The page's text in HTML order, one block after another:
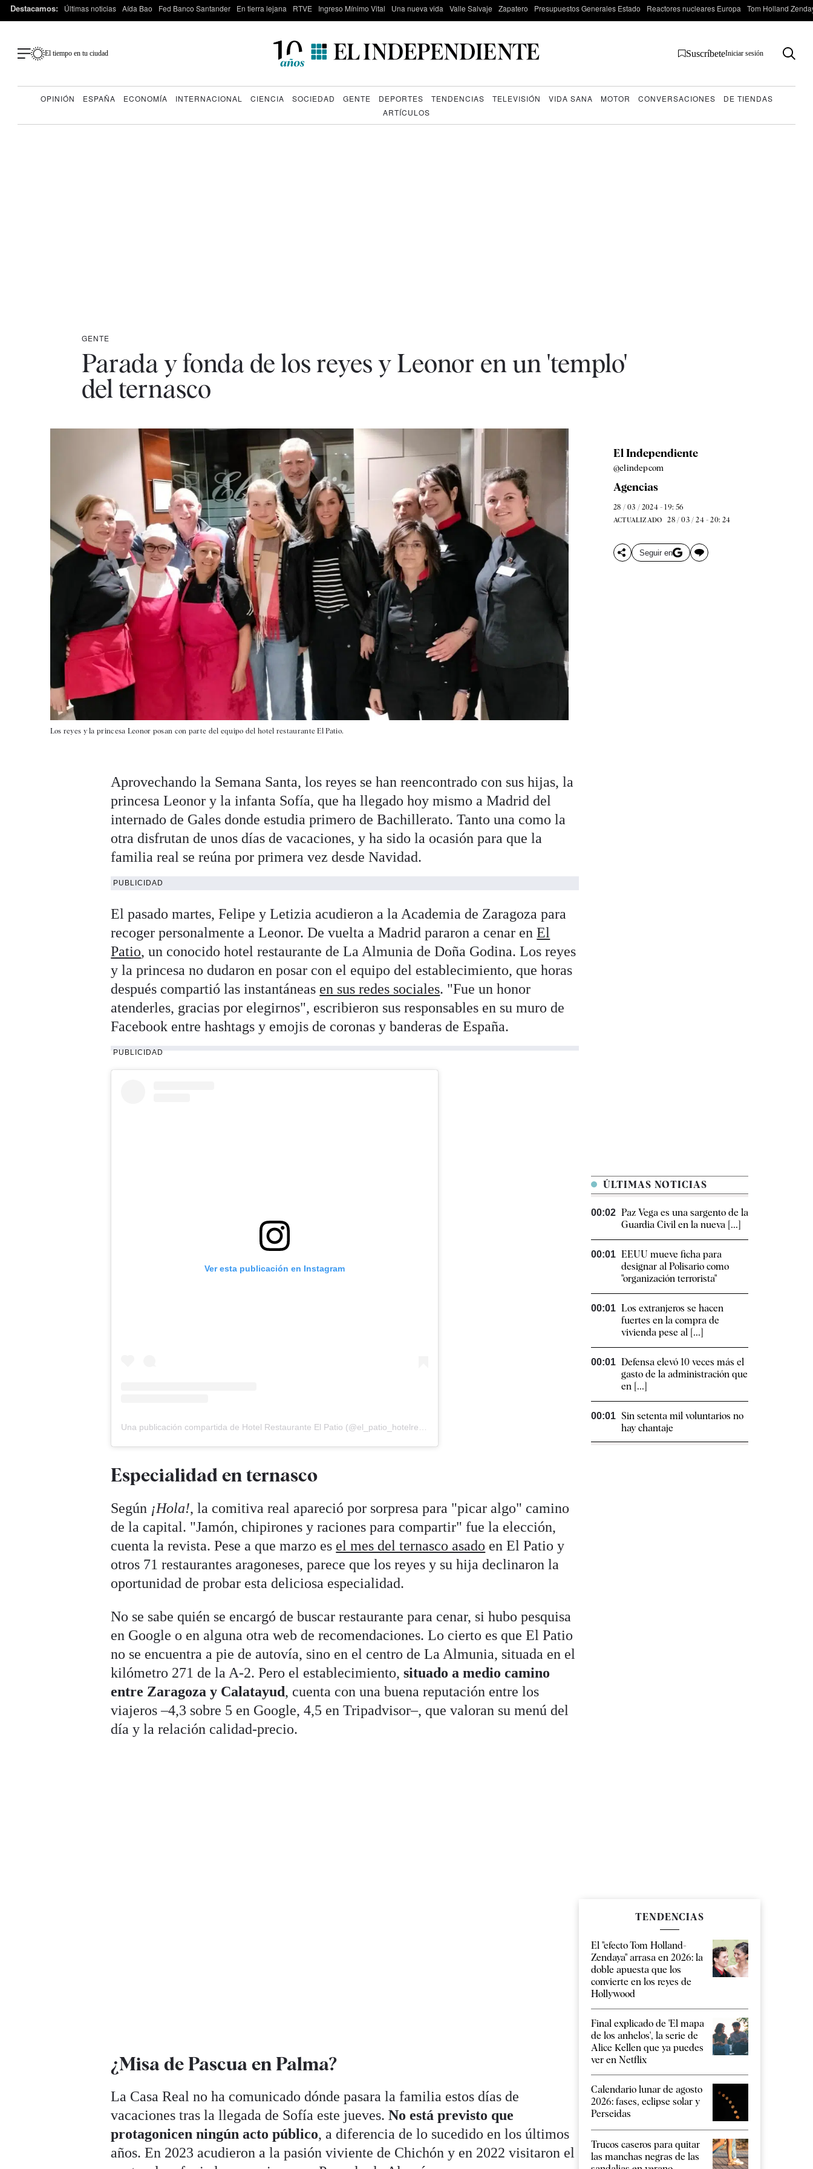
Destacamos: Últimas noticias Aída Bao Fed Banco Santander En tierra lejana RTVE Ingreso Mínimo Vital Una nueva vida Valle Salvaje Zapatero Presupuestos Generales Estado Reactores nucleares Europa Tom Holland
El tiempo en tu ciudad SuscríbeteIniciar sesión
OPINIÓN ESPAÑA ECONOMÍA INTERNACIONAL CIENCIA SOCIEDAD GENTE DEPORTES TENDENCIAS TELEVISIÓN VIDA SANA MOTOR CONVERSACIONES
DE TIENDAS
ARTÍCULOS
GENTE
Parada y fonda de los reyes y Leonor en un 'templo'
del ternasco
Los reyes y la princesa Leonor posan con parte del equipo del hotel restaurante El Patio.
El Independiente
@elindepcom
Agencias
28 / 03 / 2024 - 19: 56
ACTUALIZADO 28 / 03 / 24 - 20: 24
Seguir en
Aprovechando la Semana Santa, los reyes se han reencontrado con sus hijas, la
princesa Leonor y la infanta Sofía, que ha llegado hoy mismo a Madrid del
internado de Gales donde estudia primero de Bachillerato. Tanto una como la
otra disfrutan de unos días de vacaciones, y ha sido la ocasión para que la
familia real se reúna por primera vez desde Navidad.
PUBLICIDAD
El pasado martes, Felipe y Letizia acudieron a la Academia de Zaragoza para
recoger personalmente a Leonor. De vuelta a Madrid pararon a cenar enEl
Patio, un conocido hotel restaurante de La Almunia de Doña Godina. Los reyes
y la princesa no dudaron en posar con el equipo del establecimiento, que horas
después compartió las instantáneas en sus redes sociales. "Fue un honor
atenderles, gracias por elegirnos", escribieron sus responsables en su muro de
Facebook entre hashtags y emojis de coronas y banderas de España.
PUBLICIDAD
Ver esta publicación en Instagram
Especialidad en ternasco
Según ¡Hola!, la comitiva real apareció por sorpresa para "picar algo" camino
de la capital. "Jamón, chipirones y raciones para compartir" fue la elección,
cuenta la revista. Pese a que marzo es el mes del ternasco asado en El Patio y
otros 71 restaurantes aragoneses, parece que los reyes y su hija declinaron la
oportunidad de probar esta deliciosa especialidad.
No se sabe quién se encargó de buscar restaurante para cenar, si hubo pesquisa
en Google o en alguna otra web de recomendaciones. Lo cierto es que El Patio
no se encuentra a pie de autovía, sino en el centro de La Almunia, situada en el
kilómetro 271 de la A-2. Pero el establecimiento,situado a medio camino
entre Zaragoza y Calatayud, cuenta con una buena reputación entre los
viajeros –4,3 sobre 5 en Google, 4,5 en Tripadvisor–, que valoran su menú del
día y la relación calidad-precio.
¿Misa de Pascua en Palma?
La Casa Real no ha comunicado dónde pasara la familia estos días de
vacaciones tras la llegada de Sofía este jueves.No está previsto que
protagonicen ningún acto público, a diferencia de lo sucedido en los últimos
años. En 2023 acudieron a la pasión viviente de Chichón y en 2022 visitaron el
ÚLTIMAS NOTICIAS
00:02 Paz Vega es una sargento de la
Guardia Civil en la nueva [...]
00:01 EEUU mueve ficha para
designar al Polisario como
"organización terrorista"
00:01 Los extranjeros se hacen
fuertes en la compra de
vivienda pese al [...]
00:01 Defensa elevó 10 veces más el
gasto de la administración que
en [...]
00:01 Sin setenta mil voluntarios no
hay chantaje
TENDENCIAS
El "efecto Tom Holland-
Zendaya" arrasa en 2026: la
doble apuesta que los
convierte en los reyes de
Hollywood
Final explicado de 'El mapa
de los anhelos', la serie de
Alice Kellen que ya puedes
ver en Netflix
Calendario lunar de agosto
2026: fases, eclipse solar y
Perseidas
Trucos caseros para quitar
las manchas negras de las